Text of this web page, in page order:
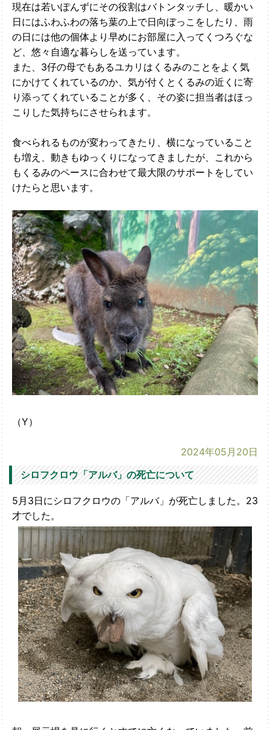
現在は若いぽんずにその役割はバトンタッチし、暖かい
日にはふわふわの落ち葉の上で日向ぼっこをしたり、雨
の日には他の個体より早めにお部屋に入ってくつろぐな
ど、悠々自適な暮らしを送っています。
また、3仔の母でもあるユカリはくるみのことをよく気
にかけてくれているのか、気が付くとくるみの近くに寄
り添ってくれていることが多く、その姿に担当者はほっ
こりした気持ちにさせられます。
食べられるものが変わってきたり、横になっていること
も増え、動きもゆっくりになってきましたが、これから
もくるみのペースに合わせて最大限のサポートをしてい
けたらと思います。
（Y）
2024年05月20日
シロフクロウ「アルバ」の死亡について
5月3日にシロフクロウの「アルバ」が死亡しました。23
才でした。